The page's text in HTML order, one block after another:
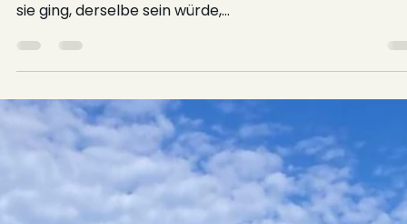
22. Juni 2025
Sebras Geschichte: Eine sanfte Seele, ein
Leben voller Warten
Sebra kam als junger Welpe zu APASA – verängstigt,
klein und noch nicht wissend, dass der Zaun, durch den
sie ging, derselbe sein würde,...